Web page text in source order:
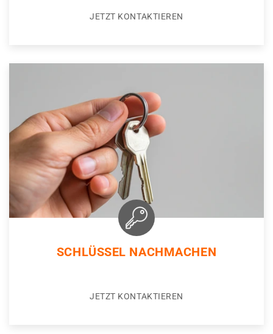
JETZT KONTAKTIEREN
SCHLÜSSEL NACHMACHEN
JETZT KONTAKTIEREN